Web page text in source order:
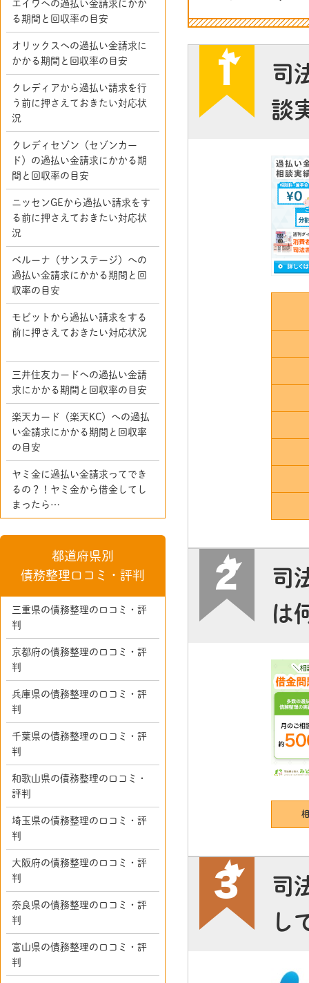
司
談
司
は
司
し
エイワへの過払い金請求にかか
る期間と回収率の目安
オリックスへの過払い金請求に
かかる期間と回収率の目安
クレディアから過払い請求を行
う前に押さえておきたい対応状
況
クレディセゾン（セゾンカー
ド）の過払い金請求にかかる期
間と回収率の目安
ニッセンGEから過払い請求をす
る前に押さえておきたい対応状
況
ベルーナ（サンステージ）への
過払い金請求にかかる期間と回
収率の目安
モビットから過払い請求をする
前に押さえておきたい対応状況
三井住友カードへの過払い金請
求にかかる期間と回収率の目安
楽天カード（楽天KC）への過払
い金請求にかかる期間と回収率
の目安
ヤミ金に過払い金請求ってでき
るの？！ヤミ金から借金してし
まったら…
都道府県別
債務整理口コミ・評判
三重県の債務整理の口コミ・評
判
京都府の債務整理の口コミ・評
判
兵庫県の債務整理の口コミ・評
判
千葉県の債務整理の口コミ・評
判
和歌山県の債務整理の口コミ・
評判
埼玉県の債務整理の口コミ・評
判
大阪府の債務整理の口コミ・評
判
奈良県の債務整理の口コミ・評
判
富山県の債務整理の口コミ・評
判